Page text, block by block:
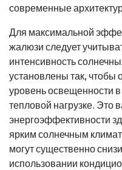
современные
Для максимальной
жалюзи следует
интенсивность
установлены так, чтобы
уровень освещенности
тепловой нагрузке.
энергоэффективности
ярким солнечным
могут существенно
использовании